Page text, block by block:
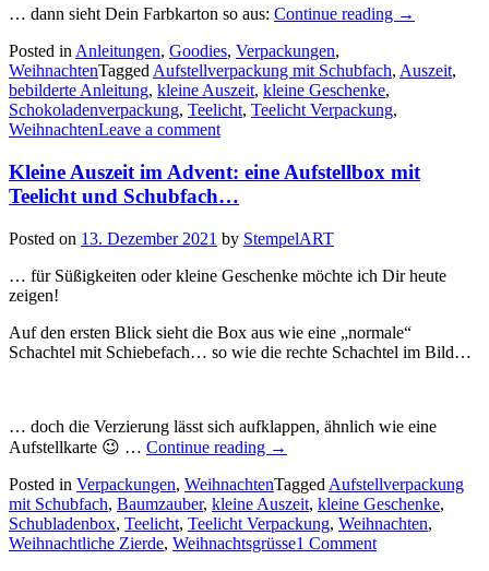
… dann sieht Dein Farbkarton so aus: Continue reading „Aufstellbox
und
→
Posted in Anleitungen, Goodies, Verpackungen,
WeihnachtenTagged Aufstellverpackung mit Schubfach, Auszeit,
bebilderte Anleitung, kleine Auszeit, kleine Geschenke,
Schokoladenverpackung, Teelicht, Teelicht Verpackung,
WeihnachtenLeave a comment
Kleine Auszeit im Advent: eine Aufstellbox mit
Teelicht und Schubfach…
Posted on 13. Dezember 2021 by StempelART
… für Süßigkeiten oder kleine Geschenke möchte ich Dir heute
zeigen!
Auf den ersten Blick sieht die Box aus wie eine „normale“
Schachtel mit Schiebefach… so wie die rechte Schachtel im Bild…
… doch die Verzierung lässt sich aufklappen, ähnlich wie eine
Aufstellkarte 😉 … Continue reading
„Kleine
im
Advent:
eine
Aufstellbox
→
Posted in Verpackungen, WeihnachtenTagged Aufstellverpackung
mit Schubfach, Baumzauber, kleine Auszeit, kleine Geschenke,
Schubladenbox, Teelicht, Teelicht Verpackung, Weihnachten,
Weihnachtliche Zierde, Weihnachtsgrüsse1 Comment